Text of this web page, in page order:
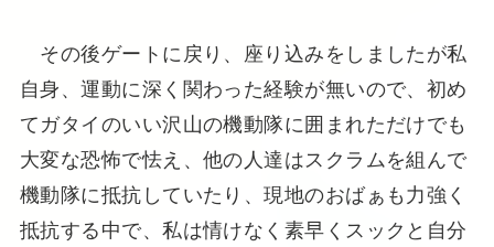
その後ゲートに戻り、座り込みをしましたが私
自身、運動に深く関わった経験が無いので、初め
てガタイのいい沢山の機動隊に囲まれただけでも
大変な恐怖で怯え、他の人達はスクラムを組んで
機動隊に抵抗していたり、現地のおばぁも力強く
抵抗する中で、私は情けなく素早くスックと自分